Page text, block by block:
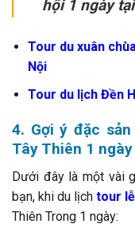
hội 1 ngày
Tour du xuân
Nội
Tour du lịch Đền
4. Gợi ý đặc
Tây Thiên 1 ngày
Dưới đây là một vài
bạn, khi du lịchtour
Thiên Trong 1 ngày: